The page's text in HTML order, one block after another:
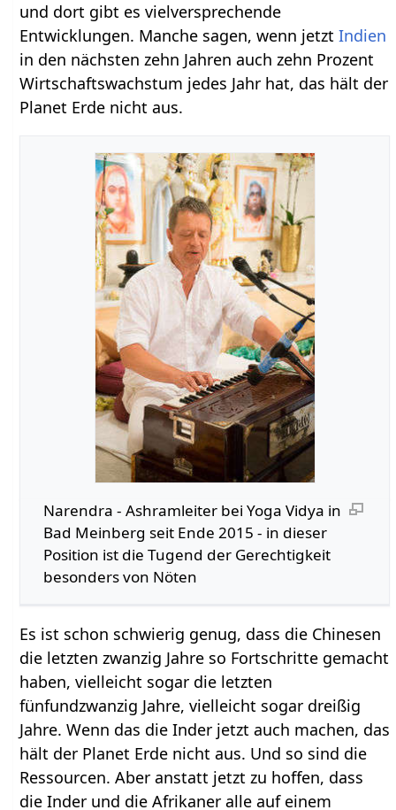
und dort gibt es vielversprechende
Entwicklungen. Manche sagen, wenn jetztIndien
in den nächsten zehn Jahren auch zehn Prozent
Wirtschaftswachstum jedes Jahr hat, das hält der
Planet Erde nicht aus.
Narendra - Ashramleiter bei Yoga Vidya in
Bad Meinberg seit Ende 2015 - in dieser
Position ist die Tugend der Gerechtigkeit
besonders von Nöten
Es ist schon schwierig genug, dass die Chinesen
die letzten zwanzig Jahre so Fortschritte gemacht
haben, vielleicht sogar die letzten
fünfundzwanzig Jahre, vielleicht sogar dreißig
Jahre. Wenn das die Inder jetzt auch machen, das
hält der Planet Erde nicht aus. Und so sind die
Ressourcen. Aber anstatt jetzt zu hoffen, dass
die Inder und die Afrikaner alle auf einem